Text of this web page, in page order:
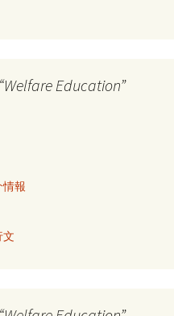
Education”
報
文